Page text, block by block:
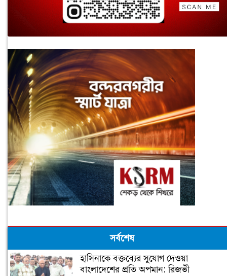
সর্বশেষ
হাসিনাকে বক্তব্যের সুযোগ দেওয়া
বাংলাদেশের প্রতি অপমান: রিজভী